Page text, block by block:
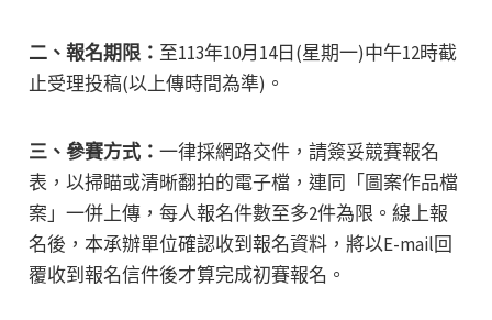
二、報名期限： 至113年10月14日(星期一)中午12時截
止受理投稿(以上傳時間為準)。
三、參賽方式： 一律採網路交件，請簽妥競賽報名
表，以掃瞄或清晰翻拍的電子檔，連同「圖案作品檔
案」一併上傳，每人報名件數至多2件為限。線上報
名後，本承辦單位確認收到報名資料，將以E-mail回
覆收到報名信件後才算完成初賽報名。